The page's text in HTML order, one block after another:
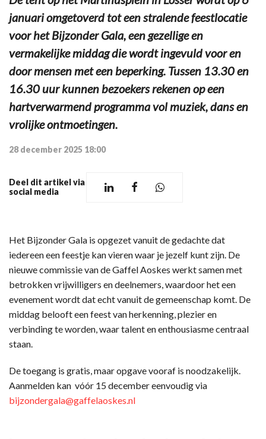
januari omgetoverd tot een stralende feestlocatie
voor het Bijzonder Gala, een gezellige en
vermakelijke middag die wordt ingevuld voor en
door mensen met een beperking. Tussen 13.30 en
16.30 uur kunnen bezoekers rekenen op een
hartverwarmend programma vol muziek, dans en
vrolijke ontmoetingen.
28 december 2025 18:00
Deel dit artikel via
social media
Het Bijzonder Gala is opgezet vanuit de gedachte dat
iedereen een feestje kan vieren waar je jezelf kunt zijn. De
nieuwe commissie van de Gaffel Aoskes werkt samen met
betrokken vrijwilligers en deelnemers, waardoor het een
evenement wordt dat echt vanuit de gemeenschap komt. De
middag belooft een feest van herkenning, plezier en
verbinding te worden, waar talent en enthousiasme centraal
staan.
De toegang is gratis, maar opgave vooraf is noodzakelijk.
Aanmelden kan vóór 15 december eenvoudig via
bijzondergala@gaffelaoskes.nl